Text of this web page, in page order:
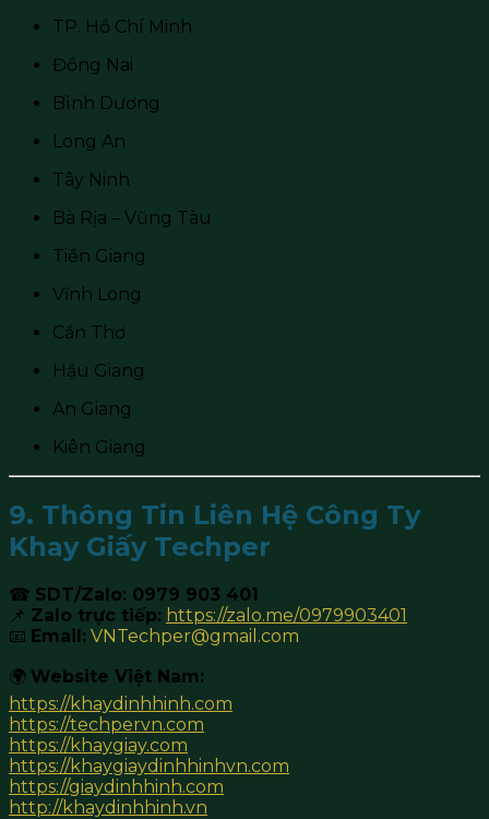
TP. Hồ Chí Minh
Đồng Nai
Bình Dương
Long An
Tây Ninh
Bà Rịa – Vũng Tàu
Tiền Giang
Vĩnh Long
Cần Thơ
Hậu Giang
An Giang
Kiên Giang
9. Thông Tin Liên Hệ Công Ty
Khay Giấy Techper
☎ SDT/Zalo: 0979 903 401
📌 Zalo trực tiếp: https://zalo.me/0979903401
📧 Email: VNTechper@gmail.com
🌍 Website Việt Nam:
https://khaydinhhinh.com
https://techpervn.com
https://khaygiay.com
https://khaygiaydinhhinhvn.com
https://giaydinhhinh.com
http://khaydinhhinh.vn